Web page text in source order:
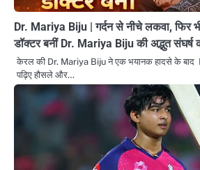
Dr. Mariya Biju | गर्दन से नीचे लकवा, फिर
डॉक्टर बनीं Dr. Mariya Biju की अद्भुत संघर्ष
केरल की Dr. Mariya Biju ने एक भयानक हादसे के बाद
पढ़िए हौसले और…